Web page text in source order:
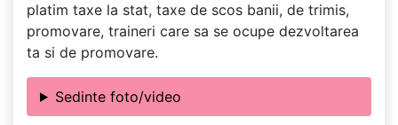
platim taxe la stat, taxe de scos banii, de trimis,
promovare, traineri care sa se ocupe dezvoltarea
ta si de promovare.
Sedinte foto/video